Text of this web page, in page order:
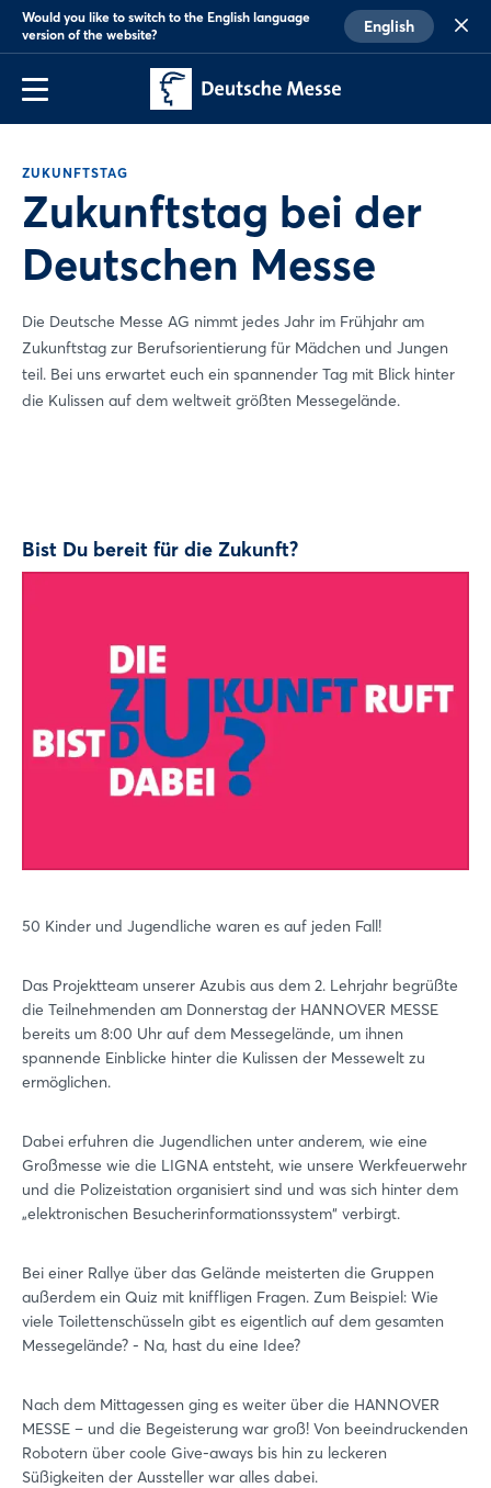
Would you like to switch to the English language
version of the website?
English
ZUKUNFTSTAG
Zukunftstag bei der
Deutschen Messe
Die Deutsche Messe AG nimmt jedes Jahr im Frühjahr am
Zukunftstag zur Berufsorientierung für Mädchen und Jungen
teil. Bei uns erwartet euch ein spannender Tag mit Blick hinter
die Kulissen auf dem weltweit größten Messegelände.
Bist Du bereit für die Zukunft?
50 Kinder und Jugendliche waren es auf jeden Fall!
Das Projektteam unserer Azubis aus dem 2. Lehrjahr begrüßte
die Teilnehmenden am Donnerstag der HANNOVER MESSE
bereits um 8:00 Uhr auf dem Messegelände, um ihnen
spannende Einblicke hinter die Kulissen der Messewelt zu
ermöglichen.
Dabei erfuhren die Jugendlichen unter anderem, wie eine
Großmesse wie die LIGNA entsteht, wie unsere Werkfeuerwehr
und die Polizeistation organisiert sind und was sich hinter dem
„elektronischen Besucherinformationssystem“ verbirgt.
Bei einer Rallye über das Gelände meisterten die Gruppen
außerdem ein Quiz mit kniffligen Fragen. Zum Beispiel: Wie
viele Toilettenschüsseln gibt es eigentlich auf dem gesamten
Messegelände? - Na, hast du eine Idee?
Nach dem Mittagessen ging es weiter über die HANNOVER
MESSE – und die Begeisterung war groß! Von beeindruckenden
Robotern über coole Give-aways bis hin zu leckeren
Süßigkeiten der Aussteller war alles dabei.